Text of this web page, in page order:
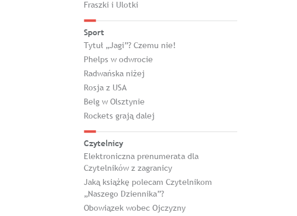
Fraszki i Ulotki
Sport
Tytuł „Jagi”? Czemu nie!
Phelps w odwrocie
Radwańska niżej
Rosja z USA
Belg w Olsztynie
Rockets grają dalej
Czytelnicy
Elektroniczna prenumerata dla
Czytelników z zagranicy
Jaką książkę polecam Czytelnikom
„Naszego Dziennika”?
Obowiązek wobec Ojczyzny